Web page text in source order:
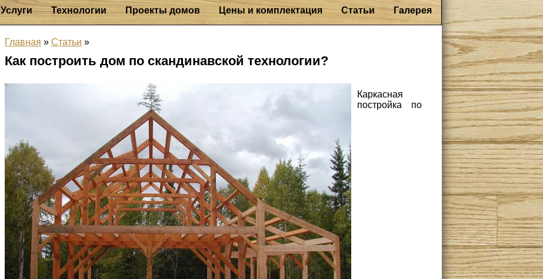
Галерея
Статьи
Цены и комплектация
Проекты домов
Технологии
Услуги
Главная » Статьи »
Как построить дом по скандинавской технологии?
Каркасная
постройка по